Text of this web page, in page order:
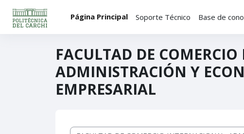
Página Principal
Soporte Técnico Base de
FACULTAD DE
ADMINISTRACIÓN Y
EMPRESARIAL